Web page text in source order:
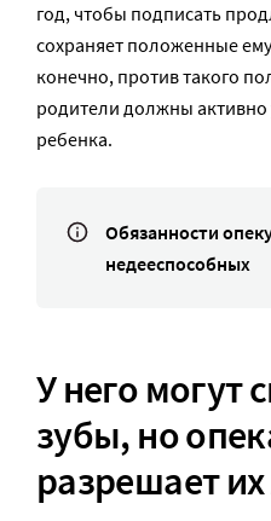
год, чтобы подписать
сохраняет положенные
конечно, против такого
родители должны активно
ребенка.
Обязанности
недееспособных
У него могут
зубы, но
разрешает